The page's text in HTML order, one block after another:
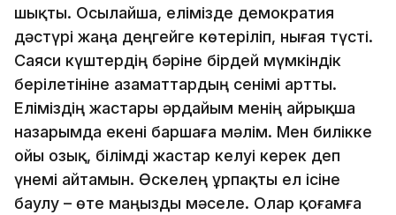
шықты. Осылайша, елімізде демократия
дәстүрі жаңа деңгейге көтеріліп, нығая түсті.
Саяси күштердің бәріне бірдей мүмкіндік
берілетініне азаматтардың сенімі артты.
Еліміздің жастары әрдайым менің айрықша
назарымда екені баршаға мәлім. Мен билікке
ойы озық, білімді жастар келуі керек деп
үнемі айтамын. Өскелең ұрпақты ел ісіне
баулу – өте маңызды мәселе. Олар қоғамға